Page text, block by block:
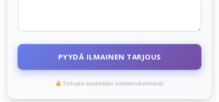
PYYDÄ ILMAINEN TARJOUS
Tietojasi käsitellään luottamuksellisesti